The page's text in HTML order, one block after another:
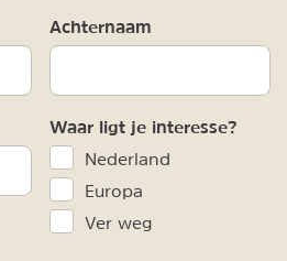
Achternaam
Waar ligt je interesse?
Nederland
Europa
Ver weg